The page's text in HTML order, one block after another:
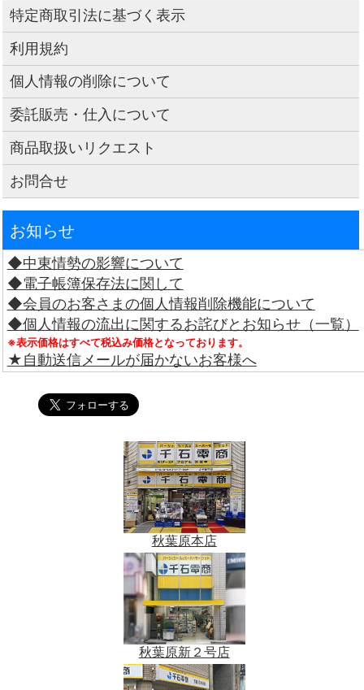
特定商取引法に基づく表示
利用規約
個人情報の削除について
委託販売・仕入について
商品取扱いリクエスト
お問合せ
お知らせ
◆中東情勢の影響について
◆電子帳簿保存法に関して
◆会員のお客さまの個人情報削除機能について
◆個人情報の流出に関するお詫びとお知らせ（一覧）
※表示価格はすべて税込み価格となっております。
★自動送信メールが届かないお客様へ
秋葉原本店
秋葉原新２号店